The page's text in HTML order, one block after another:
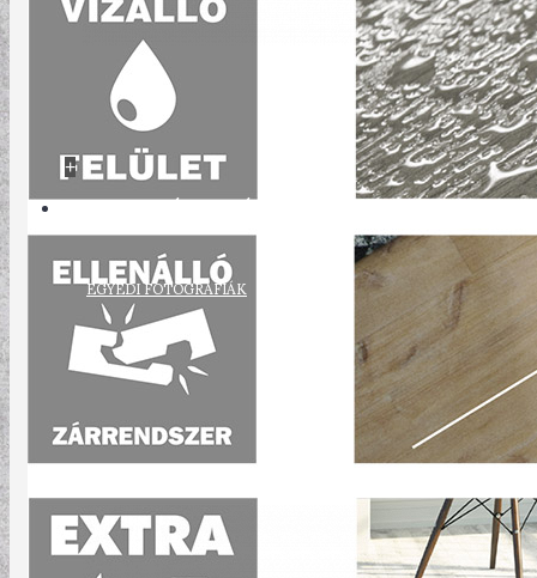
+
POSZTER/VÁSZONKÉP
EGYEDI FOTOGRÁFIÁK